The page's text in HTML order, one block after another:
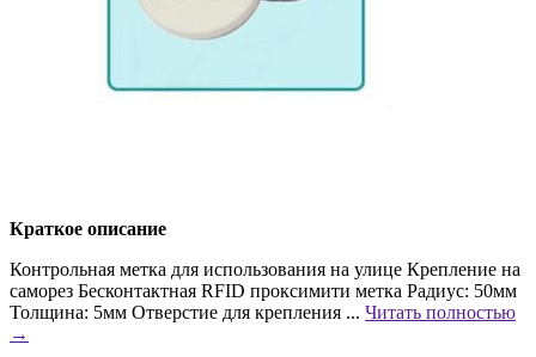
Краткое описание
Контрольная метка для использования на улице Крепление на
саморез Бесконтактная RFID проксимити метка Радиус: 50мм
Толщина: 5мм Отверстие для крепления ... Читать полностью
→